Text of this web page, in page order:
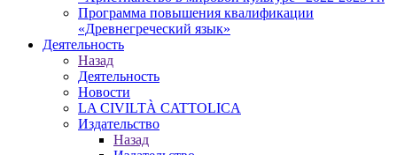
Программа повышения квалификации
«Древнегреческий язык»
Деятельность
Назад
Деятельность
Новости
LA CIVILTÀ CATTOLICA
Издательство
Назад